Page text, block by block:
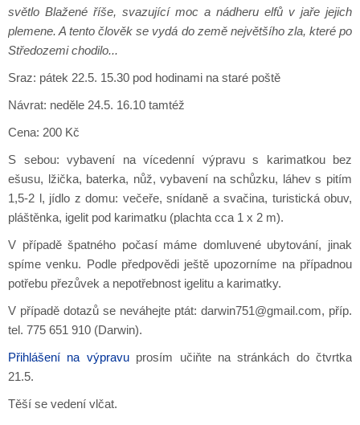
světlo Blažené říše, svazující moc a nádheru elfů v jaře jejich
plemene. A tento člověk se vydá do země největšího zla, které po
Středozemi chodilo...
Sraz: pátek 22.5. 15.30 pod hodinami na staré poště
Návrat: neděle 24.5. 16.10 tamtéž
Cena: 200 Kč
S sebou: vybavení na vícedenní výpravu s karimatkou bez
ešusu, lžička, baterka, nůž, vybavení na schůzku, láhev s pitím
1,5-2 l, jídlo z domu: večeře, snídaně a svačina, turistická obuv,
pláštěnka, igelit pod karimatku (plachta cca 1 x 2 m).
V případě špatného počasí máme domluvené ubytování, jinak
spíme venku. Podle předpovědi ještě upozorníme na případnou
potřebu přezůvek a nepotřebnost igelitu a karimatky.
V případě dotazů se neváhejte ptát: darwin751@gmail.com, příp.
tel. 775 651 910 (Darwin).
Přihlášení na výpravuprosím učiňte na stránkách do čtvrtka
21.5.
Těší se vedení vlčat.